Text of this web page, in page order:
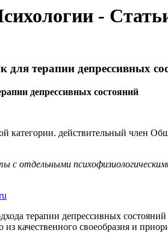
-
для терапии депрессивных
депрессивных состояний
действительный член
отдельными
терапии депрессивных
качественного своеобразия и